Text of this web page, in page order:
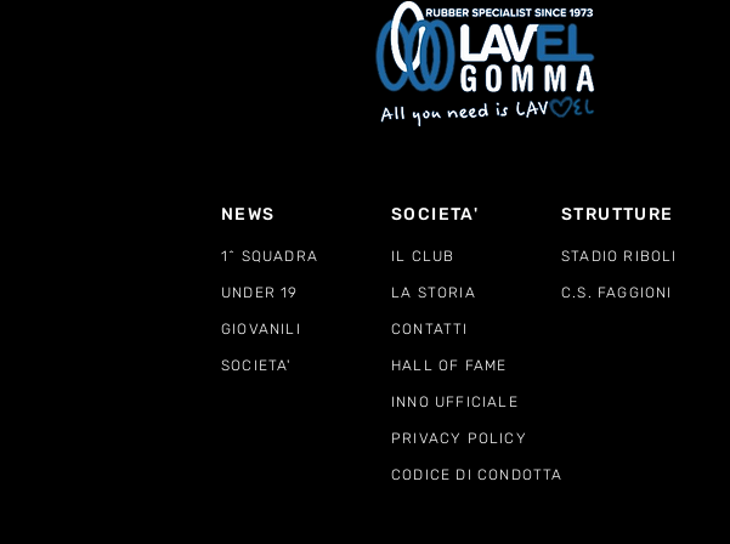
NEWS SOCIETA' STRUTTURE
1^ SQUADRA IL CLUB STADIO RIBOLI
UNDER 19 LA STORIA C.S. FAGGIONI
GIOVANILI CONTATTI
SOCIETA' HALL OF FAME
INNO UFFICIALE
PRIVACY POLICY
CODICE DI CONDOTTA